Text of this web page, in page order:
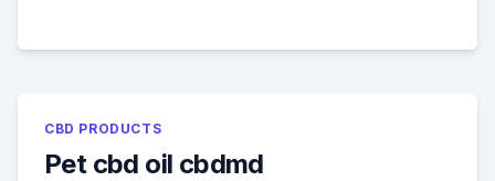
CBD PRODUCTS
Pet cbd oil cbdmd